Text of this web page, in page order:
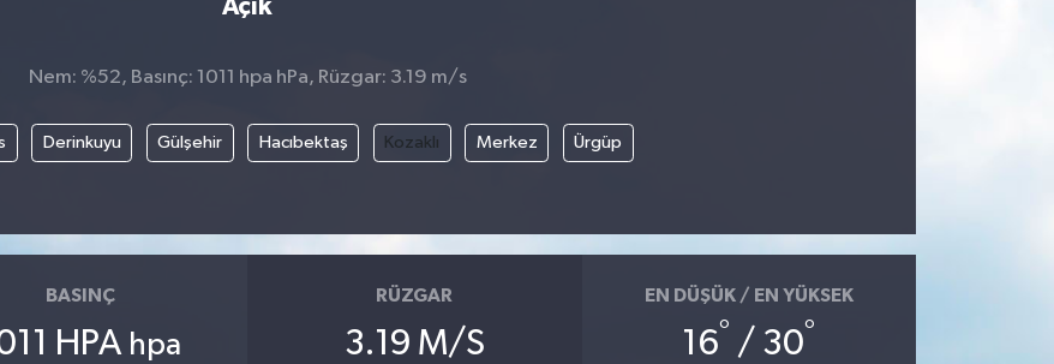
Açık
Nem: %52, Basınç: 1011 hpa hPa, Rüzgar: 3.19 m/s
Derinkuyu Gülşehir Hacıbektaş Kozaklı Merkez Ürgüp
BASINÇ
HPA hpa
RÜZGAR
3.19 M/S
EN DÜŞÜK / EN YÜKSEK
16° / 30°